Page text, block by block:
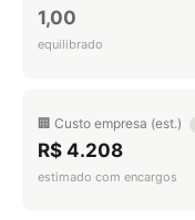
1,00
equilibrado
🏢 Custo empresa (est.)
R$ 4.208
estimado com encargos